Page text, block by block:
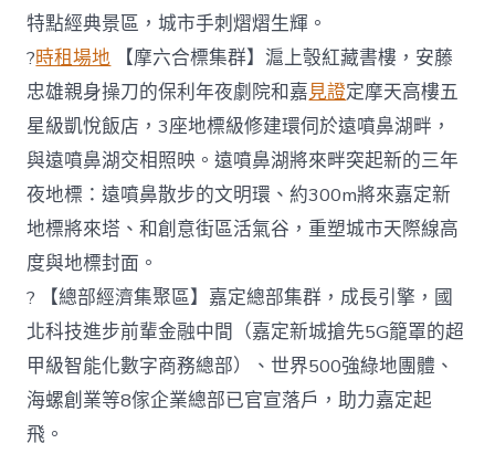
特點經典景區，城市手刺熠熠生輝。
?時租場地 【摩六合標集群】滬上彀紅藏書樓，安藤
忠雄親身操刀的保利年夜劇院和嘉見證定摩天高樓五
星級凱悅飯店，3座地標級修建環伺於遠噴鼻湖畔，
與遠噴鼻湖交相照映。遠噴鼻湖將來畔突起新的三年
夜地標：遠噴鼻散步的文明環、約300m將來嘉定新
地標將來塔、和創意街區活氣谷，重塑城市天際線高
度與地標封面。
? 【總部經濟集聚區】嘉定總部集群，成長引擎，國
北科技進步前輩金融中間（嘉定新城搶先5G籠罩的超
甲級智能化數字商務總部）、世界500強綠地團體、
海螺創業等8傢企業總部已官宣落戶，助力嘉定起
飛。